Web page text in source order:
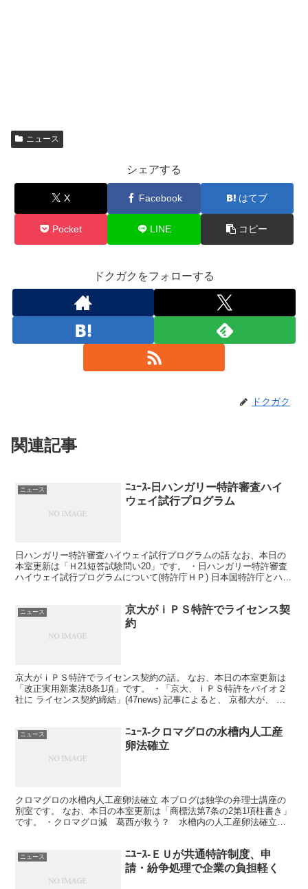
ニュース
シェアする
X Facebook はてブ
Pocket LINE コピー
ドクガクをフォローする
ドクガク
関連記事
ニュース
ﾆｭｰｽ-日ハンガリー特許審査ハイ
ウェイ試行プログラム
日ハンガリー特許審査ハイウェイ試行プログラムの話 なお、本日の
本室更新は「Ｈ21短答試験問い20」です。 ・日ハンガリー特許審査
ハイウェイ試行プログラムについて(特許庁ＨＰ) 日本国特許庁とハン
ニュース
京大がｉＰＳ特許でライセンス契
約
京大がｉＰＳ特許でライセンス契約の話。 なお、本日の本室更新は
「改正実用新案法8条1項」です。 ・「京大、ｉＰＳ特許をバイオ２
社に ライセンス契約締結」(47news) 記事によると、 京都大が、 人
ニュース
ﾆｭｰｽ-クロマグロの水槽内人工産
卵法確立
クロマグロの水槽内人工産卵法確立 本ブログは独学の弁理士講座の
別室です。 なお、本日の本室更新は「商標法第7条の2第1項柱書き」
です。 ・クロマグロ減 葛西が救う？ 水槽内の人工産卵法確立
ニュース
ﾆﾕｰｽ-ＥＵが共通特許制度、申
請・紛争処理で企業の負担軽く